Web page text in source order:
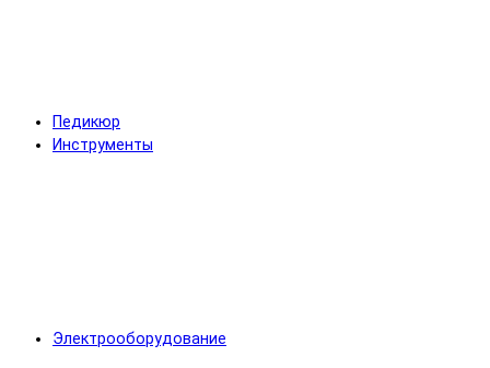
Педикюр
Инструменты
Электрооборудование